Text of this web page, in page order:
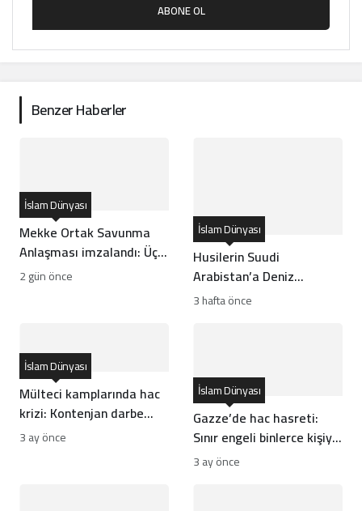
ABONE OL
Benzer Haberler
Mekke Ortak Savunma
Anlaşması imzalandı: Üç
ülkeden tarihi ittifak
İslam Dünyası
2 gün önce
Husilerin Suudi
Arabistan’a Deniz
Ambargosu ve
İslam Dünyası
3 hafta önce
Mülteci kamplarında hac
krizi: Kontenjan darbe
vurdu
İslam Dünyası
3 ay önce
Gazze’de hac hasreti:
Sınır engeli binlerce kişiyi
vurdu
İslam Dünyası
3 ay önce